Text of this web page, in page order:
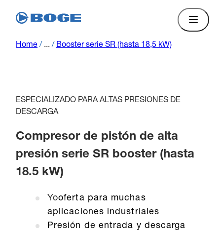
Home / ... / Booster serie SR (hasta 18,5 kW)
ESPECIALIZADO PARA ALTAS PRESIONES DE
DESCARGA
Compresor de pistón de alta
presión serie SR booster (hasta
18.5 kW)
Yooferta para muchas
aplicaciones industriales
Presión de entrada y descarga